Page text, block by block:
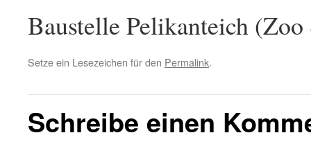
Baustelle Pelikanteich
Setze ein Lesezeichen für den Permalink.
Schreibe einen